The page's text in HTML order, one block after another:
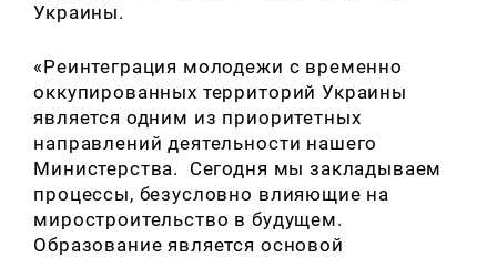
Украины.
«Реинтеграция молодежи с временно
оккупированных территорий Украины
является одним из приоритетных
направлений деятельности нашего
Министерства. Сегодня мы закладываем
процессы, безусловно влияющие на
миростроительство в будущем.
Образование является основой